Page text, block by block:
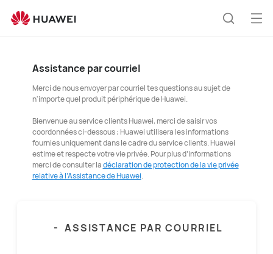
Assistance par courriel
Merci de nous envoyer par courriel tes questions au sujet de
n'importe quel produit périphérique de Huawei.
Bienvenue au service clients Huawei, merci de saisir vos
coordonnées ci-dessous ; Huawei utilisera les informations
fournies uniquement dans le cadre du service clients. Huawei
estime et respecte votre vie privée. Pour plus d’informations
merci de consulter ladéclaration de protection de la vie privée
relative à l’Assistance de Huawei.
- ASSISTANCE PAR COURRIEL